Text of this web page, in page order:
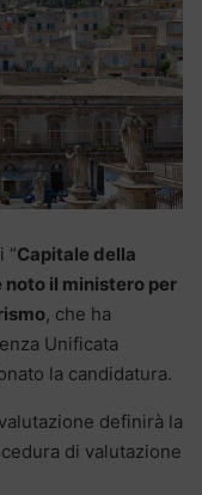
“Capitale della
noto il ministero per
, che ha
Unificata
la candidatura.
definirà la
di valutazione